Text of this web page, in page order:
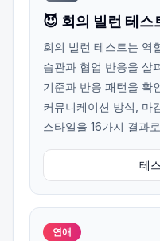
😈 회의 빌런 테스
회의 빌런 테스트는 역
습관과 협업 반응을 살
기준과 반응 패턴을 확
커뮤니케이션 방식, 마
스타일을 16가지 결과
테
연애